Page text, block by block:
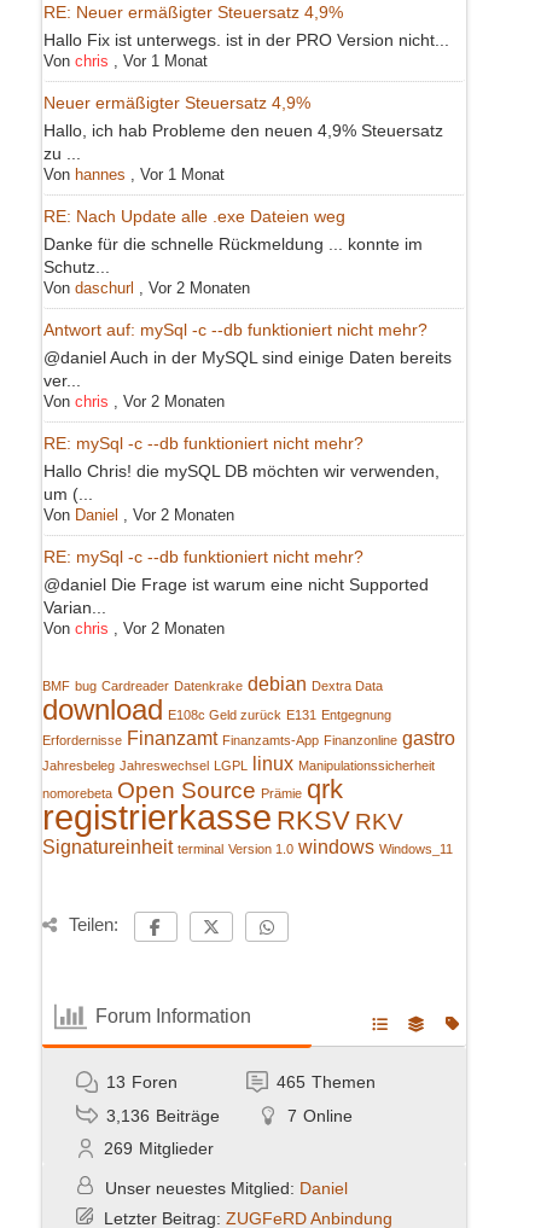
RE: Neuer ermäßigter Steuersatz 4,9%
Hallo Fix ist unterwegs. ist in der PRO Version nicht...
Von chris Vor 1 Monat
Neuer ermäßigter Steuersatz 4,9%
Hallo, ich hab Probleme den neuen 4,9% Steuersatz
zu ...
Von hannes Vor 1 Monat
RE: Nach Update alle .exe Dateien weg
Danke für die schnelle Rückmeldung ... konnte im
Schutz...
Von daschurl Vor 2 Monaten
Antwort auf: mySql -c --db funktioniert nicht mehr?
@daniel Auch in der MySQL sind einige Daten bereits
ver...
Von chris Vor 2 Monaten
RE: mySql -c --db funktioniert nicht mehr?
Hallo Chris! die mySQL DB möchten wir verwenden,
um (...
Von Daniel Vor 2 Monaten
RE: mySql -c --db funktioniert nicht mehr?
@daniel Die Frage ist warum eine nicht Supported
Varian...
Von chris Vor 2 Monaten
BMF bug Cardreader Datenkrake debian Dextra Data
download E108c Geld zurück E131 Entgegnung
Erfordernisse Finanzamt Finanzamts-App Finanzonline gastro
Jahresbeleg Jahreswechsel LGPL linux Manipulationssicherheit
nomorebeta Open Source Prämie qrk
registrierkasse RKSV RKV
Signatureinheit terminal Version 1.0 windows Windows_11
Teilen:
Forum Information
13 Foren 465 Themen
3,136 Beiträge 7 Online
269 Mitglieder
Unser neuestes Mitglied: Daniel
Letzter Beitrag: ZUGFeRD Anbindung